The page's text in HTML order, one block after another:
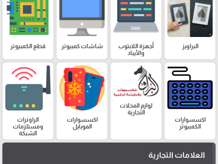
البراويز
أجهزة اللابتوب
والأيباد
شاشات كمبيوتر قطع الكمبيوتر
اكسسوارات
الكمبيوتر
لوازم المحلات
التجارية
اكسسوارات
الموبايل
الراوترات
ومستلزمات
الشبكة
العلامات التجارية